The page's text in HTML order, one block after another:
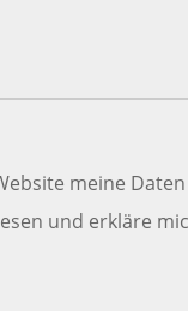
meine
und erkläre